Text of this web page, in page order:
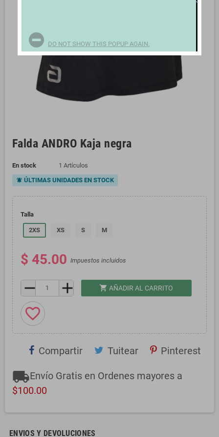
Falda ANDRO Kaja negra
En stock 1 Artículos
notifications_active ÚLTIMAS UNIDADES EN STOCK
Talla
2XS XS S M
$ 45.00 Impuestos incluidos
remove add shopping_cart AÑADIR AL CARRITO
favorite_border
Compartir Tuitear Pinterest
local_shippingEnvío Gratis en Ordenes mayores a
$100.00
ENVIOS Y DEVOLUCIONES
DO NOT SHOW THIS POPUP AGAIN.